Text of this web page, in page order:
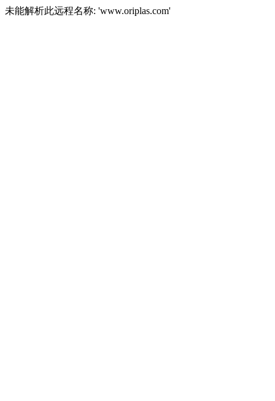
未能解析此远程名称: 'www.oriplas.com'